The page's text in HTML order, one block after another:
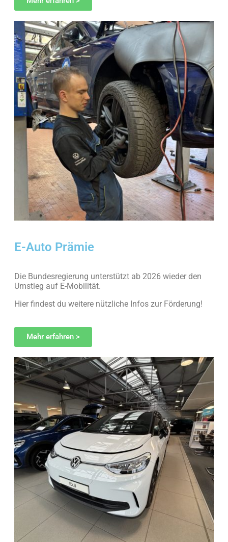
E-Auto Prämie
Die Bundesregierung unterstützt ab 2026 wieder den
Umstieg auf E-Mobilität.
Hier findest du weitere nützliche Infos zur Förderung!
Mehr erfahren >